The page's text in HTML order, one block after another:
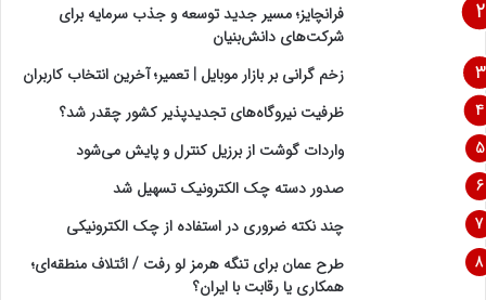
فرانچایز؛ مسیر جدید توسعه و جذب سرمایه برای
شرکت‌های دانش‌بنیان
زخم گرانی بر بازار موبایل | تعمیر؛ آخرین انتخاب کاربران
ظرفیت نیروگاه‌های تجدیدپذیر کشور چقدر شد؟
واردات گوشت از برزیل کنترل و پایش می‌شود
صدور دسته چک الکترونیک تسهیل شد
چند نکته ضروری در استفاده از چک الکترونیکی
طرح عمان برای تنگه هرمز لو رفت / ائتلاف منطقه‌ای؛
همکاری یا رقابت با ایران؟